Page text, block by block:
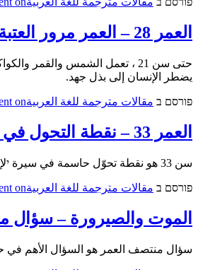
العمر 28 – العمر مرور العتبة [1]
يضطر الإنسان إلى بذل جهد.
פורסם ב مقالات مترجمة للغة العربيةon العمر 28 – العمر مرور العتبة [1]
العمر 33 – نقطة التحول في السيرة الذاتية
سن 33 هو نقطة تحوّل حاسمة في سيرة יلإنسان. هنا تكمن بذرة المستقبل. تبدأ عيون الإنسان الروحية بالانفتاح على كارما مستقبله، على الحقيقة، على كيانه الروحي.
פורסם ב مقالات مترجمة للغة العربيةon العمر 33 – نقطة التحول في السيرة الذاتية
الموت والصيرورة – سؤال
سؤال منتصف العمر هو السؤال الأهم في